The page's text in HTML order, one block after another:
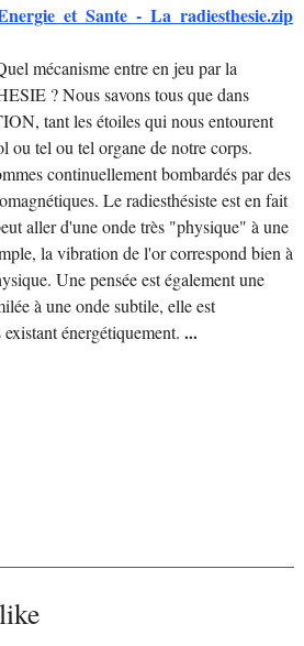
_La_radiesthesie.zip
mécanisme entre en jeu par la
? Nous savons tous que dans
tant les étoiles qui nous entourent
ou tel ou tel organe de notre corps.
continuellement bombardés par des
Le radiesthésiste est en fait
aller d'une onde très "physique" à une
la vibration de l'or correspond bien à
Une pensée est également une
à une onde subtile, elle est
énergétiquement. ...